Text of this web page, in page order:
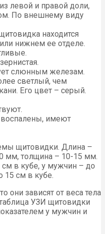
левой и правой доли,
По внешнему виду
находится
нижнем ее отделе.
слюнным железам.
светлый, чем
Его цвет – серый.
имеют
щитовидки. Длина –
мм, толщина – 10-15 мм.
в кубе, у мужчин – до
15 см в кубе.
они зависят от веса тела
УЗИ щитовидки
у мужчин и